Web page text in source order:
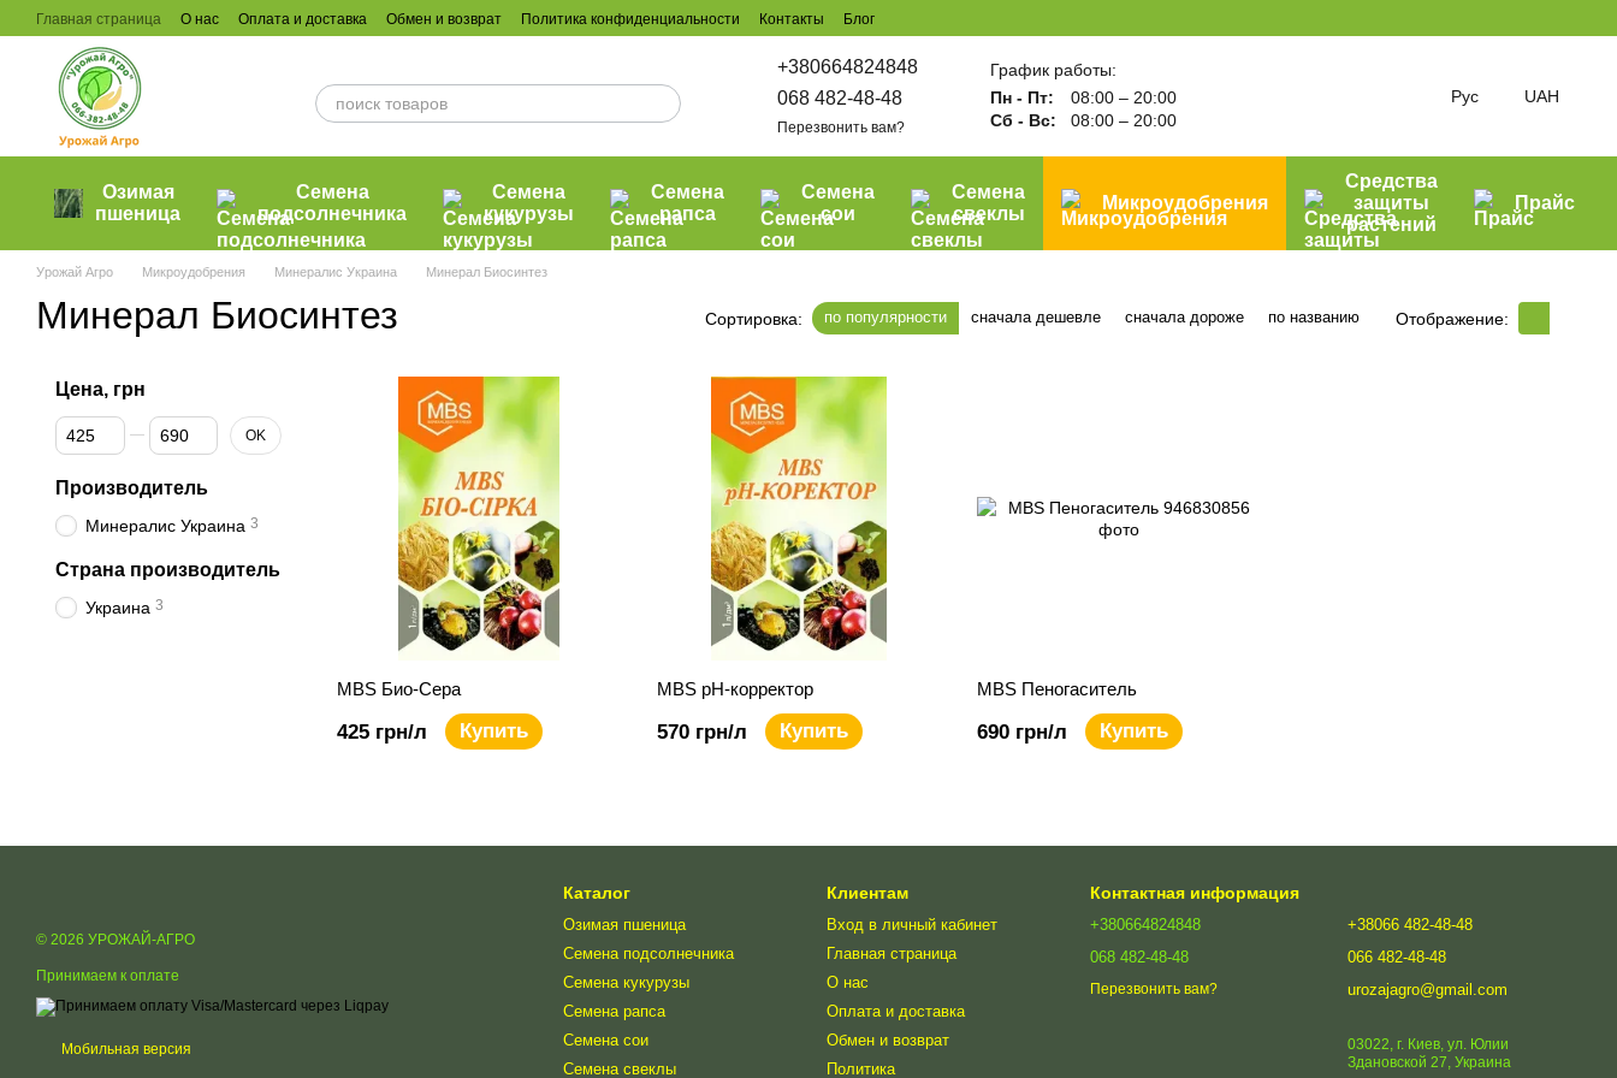
Перейти к основному контенту
Главная страница О нас Оплата и доставка Обмен и возврат Политика конфиденциальности Контакты Блог
+380664824848
068 482-48-48
Перезвонить вам?
График работы:
Пн - Пт:
08:00 – 20:00
Сб - Вс:
08:00 – 20:00
Рус UAH
Озимая
пшеница
Семена
подсолнечника
Семена
кукурузы
Семена
рапса
Семена
сои
Семена
свеклы
Микроудобрения
Средства
защиты
растений
Прайс
Урожай Агро Микроудобрения Минералис Украина Минерал Биосинтез
Минерал Биосинтез Сортировка: по популярности сначала дешевле сначала дороже по названию Отображение:
MBS Био-Сера
425 грн/л Купить
MBS pH-корректор
570 грн/л Купить
MBS Пеногаситель
690 грн/л Купить
Цена, грн
От Цена, грн
До Цена, грн OK
Производитель
Минералис Украина 3
Страна производитель
Украина 3
© 2026 УРОЖАЙ-АГРО
Принимаем к оплате
Мобильная версия
Каталог
Озимая пшеница
Семена подсолнечника
Семена кукурузы
Семена рапса
Семена сои
Семена свеклы
Клиентам
Вход в личный кабинет
Главная страница
О нас
Оплата и доставка
Обмен и возврат
Политика
Контактная информация
+380664824848
068 482-48-48
Перезвонить вам?
+38066 482-48-48
066 482-48-48
urozajagro@gmail.com
03022, г. Киев, ул. Юлии
Здановской 27, Украина